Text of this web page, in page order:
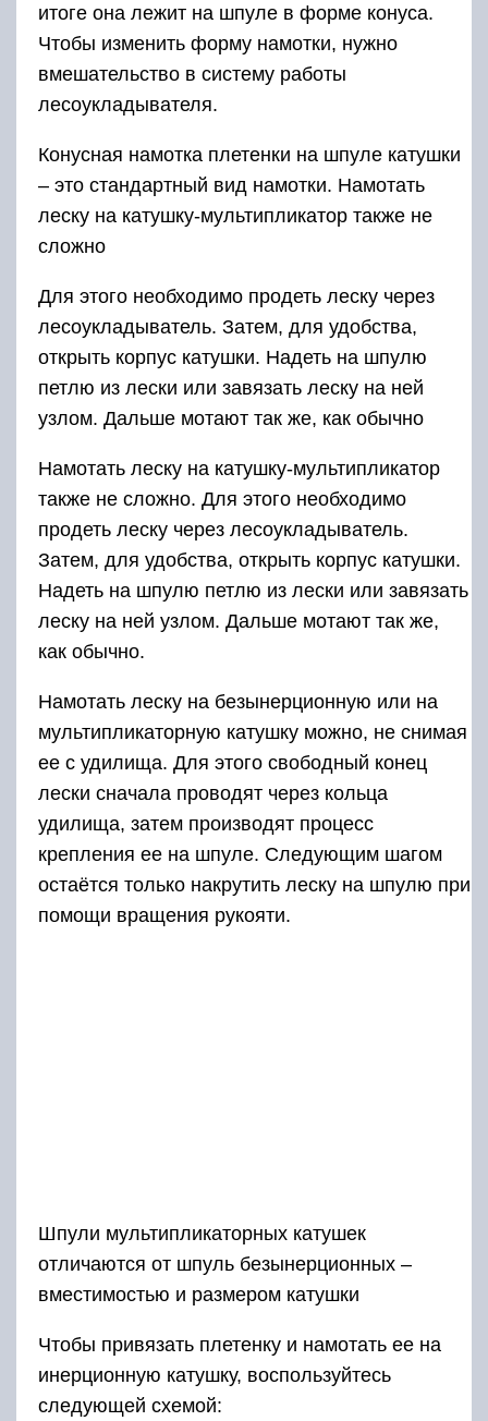
итоге она лежит на шпуле в форме конуса.
Чтобы изменить форму намотки, нужно
вмешательство в систему работы
лесоукладывателя.
Конусная намотка плетенки на шпуле катушки
– это стандартный вид намотки. Намотать
леску на катушку-мультипликатор также не
сложно
Для этого необходимо продеть леску через
лесоукладыватель. Затем, для удобства,
открыть корпус катушки. Надеть на шпулю
петлю из лески или завязать леску на ней
узлом. Дальше мотают так же, как обычно
Намотать леску на катушку-мультипликатор
также не сложно. Для этого необходимо
продеть леску через лесоукладыватель.
Затем, для удобства, открыть корпус катушки.
Надеть на шпулю петлю из лески или завязать
леску на ней узлом. Дальше мотают так же,
как обычно.
Намотать леску на безынерционную или на
мультипликаторную катушку можно, не снимая
ее с удилища. Для этого свободный конец
лески сначала проводят через кольца
удилища, затем производят процесс
крепления ее на шпуле. Следующим шагом
остаётся только накрутить леску на шпулю при
помощи вращения рукояти.
Шпули мультипликаторных катушек
отличаются от шпуль безынерционных –
вместимостью и размером катушки
Чтобы привязать плетенку и намотать ее на
инерционную катушку, воспользуйтесь
следующей схемой: